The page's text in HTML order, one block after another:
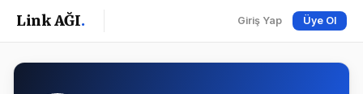
Link AĞI. Giriş Yap Üye Ol